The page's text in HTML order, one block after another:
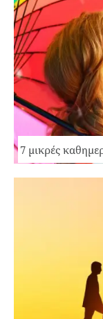
7 μικρές